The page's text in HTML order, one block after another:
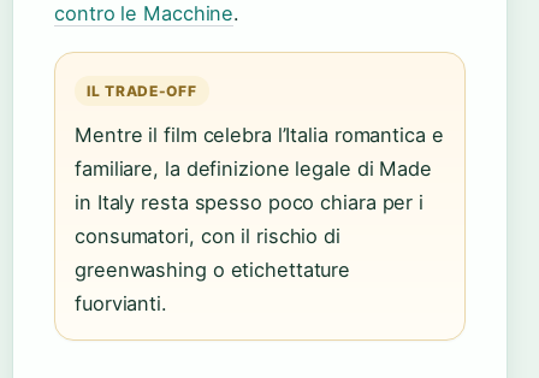
contro le Macchine.
IL TRADE-OFF
Mentre il film celebra l’Italia romantica e
familiare, la definizione legale di Made
in Italy resta spesso poco chiara per i
consumatori, con il rischio di
greenwashing o etichettature
fuorvianti.